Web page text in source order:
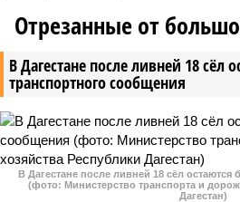
В Дагестане после ливней 18 сёл
транспортного сообщения
Отрезанные от
В Дагестане после ливней 18 сёл остаются
(фото: Министерство транспорта и
Дагестан)